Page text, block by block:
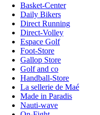
Basket-Center
Daily Bikers
Direct Running
Direct-Volley
Espace Golf
Foot-Store
Gallop Store
Golf and co
Handball-Store
La sellerie de Maé
Made in Paradis
Nauti-wave